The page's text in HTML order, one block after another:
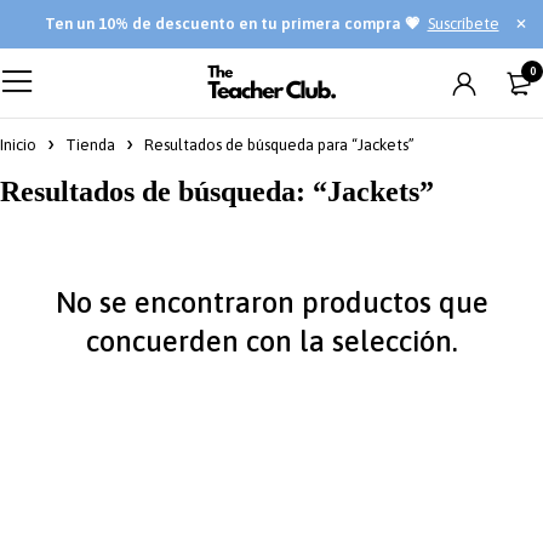
Tenun 10% de descuento en tu primera compra 💗 Suscríbete
0
Inicio Tienda Resultados de búsqueda para “Jackets”
Resultados de búsqueda: “Jackets”
No se encontraron productos que
concuerden con la selección.